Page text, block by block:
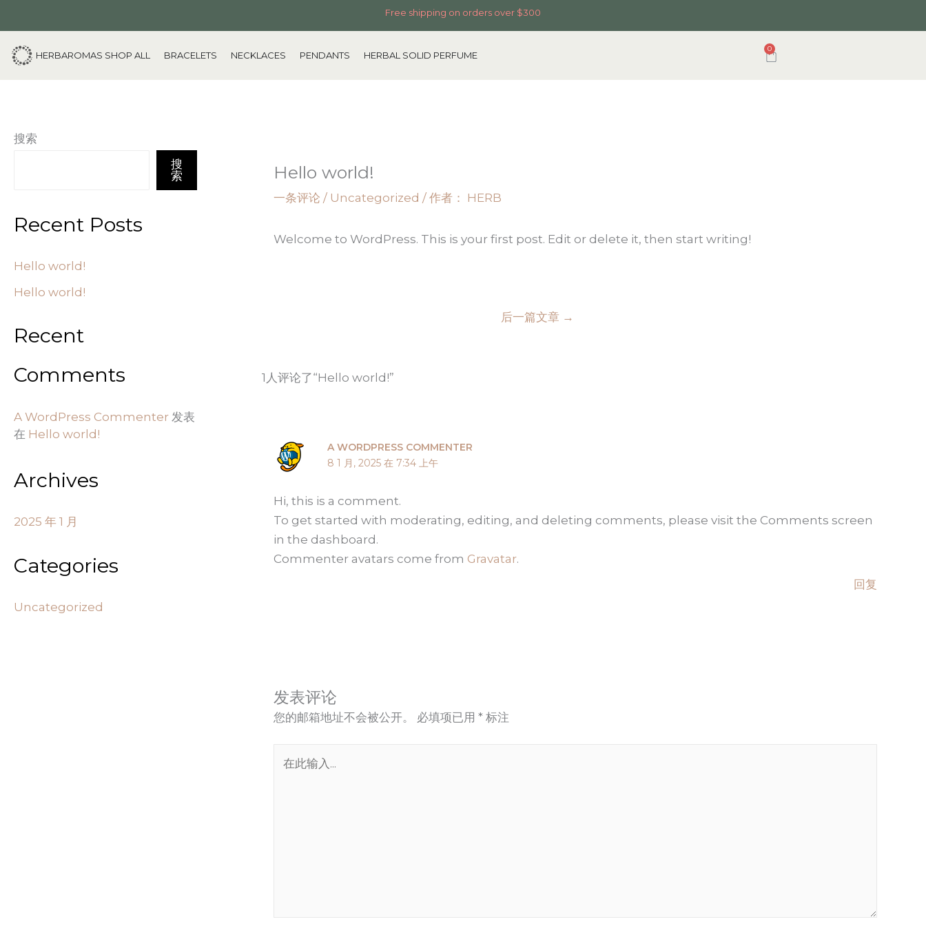
至
Free shipping on orders over $300
HERBAROMAS SHOP ALL BRACELETS NECKLACES PENDANTS HERBAL SOLID PERFUME
0
购
搜索
搜
索
Recent Posts
Hello world!
Hello world!
Recent
Comments
A WordPress Commenter 发表
在 Hello world!
Archives
2025 年 1 月
Categories
Uncategorized
Hello world!
一条评论 / Uncategorized / 作者： HERB
Welcome to WordPress. This is your first post. Edit or delete it, then start writing!
后一篇文章 →
1人评论了“Hello world!”
A WORDPRESS COMMENTER
8 1 月, 2025 在 7:34 上午
Hi, this is a comment.
To get started with moderating, editing, and deleting comments, please visit the Comments screen
in the dashboard.
Commenter avatars come from Gravatar.
回复
发表评论
您的邮箱地址不会被公开。 必填项已用 * 标注